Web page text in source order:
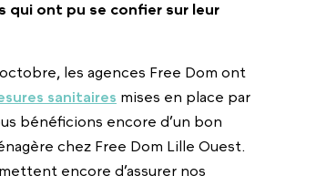
qui ont pu se confier sur leur
les agences Free Dom ont
sanitaires mises en place par
bénéficions encore d’un bon
chez Free Dom Lille Ouest.
encore d’assurer nos